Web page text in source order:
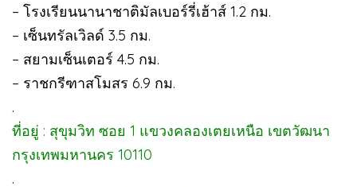
– โรงเรียนนานาชาติมัลเบอร์รี่เฮ้าส์ 1.2 กม.
– เซ็นทรัลเวิลด์ 3.5 กม.
– สยามเซ็นเตอร์ 4.5 กม.
– ราชกรีฑาสโมสร 6.9 กม.
.
ที่อยู่ : สุขุมวิท ซอย 1 แขวงคลองเตยเหนือ เขตวัฒนา
กรุงเทพมหานคร 10110
.